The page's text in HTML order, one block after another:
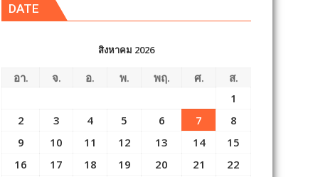
DATE
สิงหาคม 2026
อา. จ. อ. พ. พฤ. ศ.
ส.
1
2
3 4 5 6 7
8
9
10 11 12 13 14
15
16
17 18 19 20 21
22